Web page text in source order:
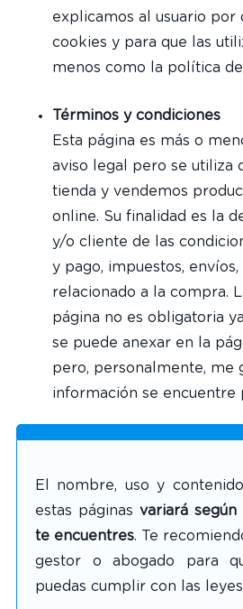
explicamos al usuario por
cookies y para que las
menos como la política
Términos y condiciones
Esta página es más o
aviso legal pero se utiliza
tienda y vendemos
online. Su finalidad es la
y/o cliente de las
y pago, impuestos,
relacionado a la compra.
página no es obligatoria
se puede anexar en la
pero, personalmente, me
información se encuentre
El nombre, uso y
estas páginas variará
te encuentres. Te
gestor o abogado para
puedas cumplir con las